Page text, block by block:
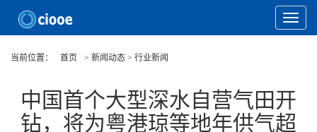
Toggle
当前位置：
首页 > 新闻动态 > 行业新闻
中国首个大型深水自营气田开
钻，将为粤港琼等地年供气超